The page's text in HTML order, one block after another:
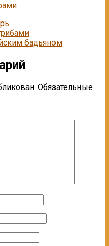
бадьяном
Обязательные